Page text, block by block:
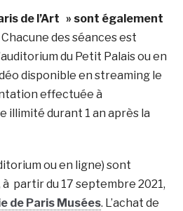
de l’Art » sont également
des séances est
du Petit Palais ou en
disponible en streaming le
effectuée à
illimité durant 1 an après la
ou en ligne) sont
partir du 17 septembre 2021,
de Paris Musées. L’achat de